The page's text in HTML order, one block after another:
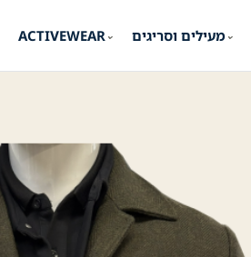
ACTIVEWEAR ⌄ מעילים וסריגים⌄